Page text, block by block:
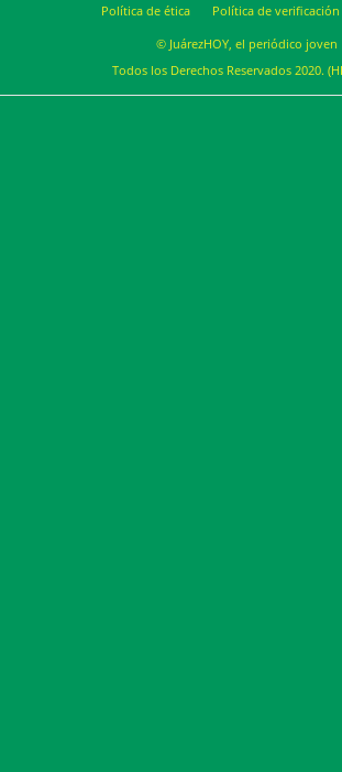
Política de ética
Política de
© JuárezHOY, el periódico joven
Todos los Derechos Reservados 2020.